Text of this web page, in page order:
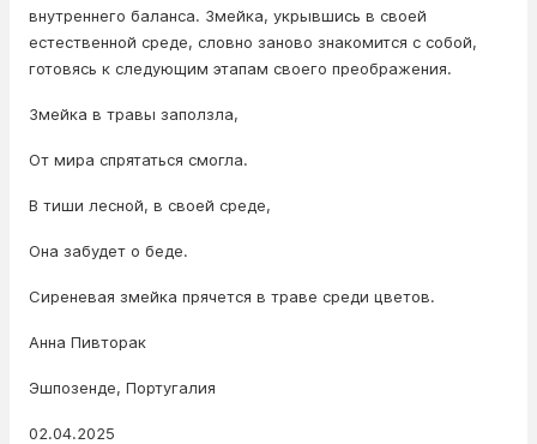
внутреннего баланса. Змейка, укрывшись в своей
естественной среде, словно заново знакомится с собой,
готовясь к следующим этапам своего преображения.
Змейка в травы заползла,
От мира спрятаться смогла.
В тиши лесной, в своей среде,
Она забудет о беде.
Сиреневая змейка прячется в траве среди цветов.
Анна Пивторак
Эшпозенде, Португалия
02.04.2025